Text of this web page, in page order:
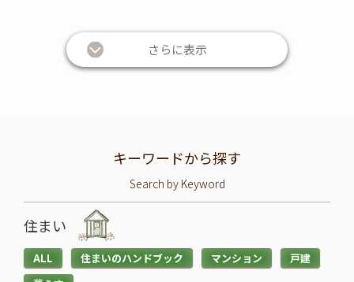
さらに表示
キーワードから探す
Search by Keyword
住まい
ALL 住まいのハンドブック マンション
戸建